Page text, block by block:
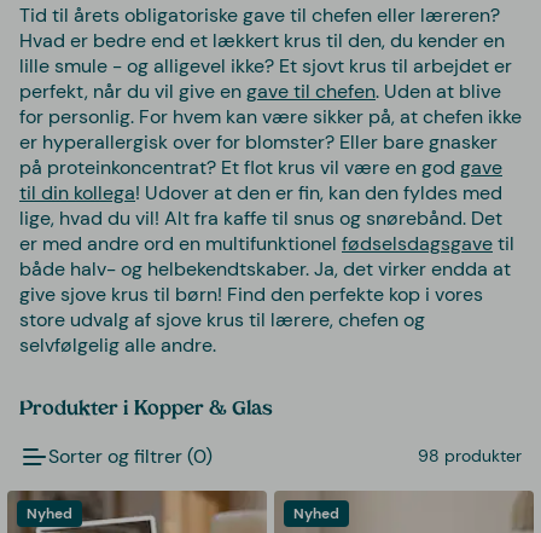
Tid til årets obligatoriske gave til chefen eller læreren?
Hvad er bedre end et lækkert krus til den, du kender en
lille smule - og alligevel ikke? Et sjovt krus til arbejdet er
perfekt, når du vil give engave til chefen. Uden at blive
for personlig. For hvem kan være sikker på, at chefen ikke
er hyperallergisk over for blomster? Eller bare gnasker
på proteinkoncentrat? Et flot krus vil være en god gave
til din kollega! Udover at den er fin, kan den fyldes med
lige, hvad du vil! Alt fra kaffe til snus og snørebånd. Det
er med andre ord en multifunktionel fødselsdagsgavetil
både halv- og helbekendtskaber. Ja, det virker endda at
give sjove krus til børn! Find den perfekte kop i vores
store udvalg af sjove krus til lærere, chefen og
selvfølgelig alle andre.
Produkter i Kopper & Glas
Sorter og filtrer (0) 98 produkter
Nyhed Nyhed